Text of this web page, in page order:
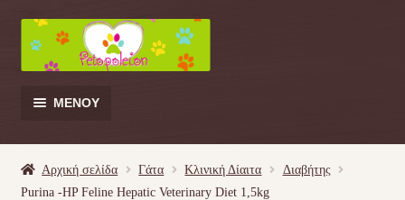
Απευθείας
μετάβαση
στην
πλοήγηση
Μετάβαση
σε
περιεχόμενο
ΜΕΝΟΎ
Αρχική σελίδα Γάτα Κλινική Δίαιτα
Διαβήτης
Purina -HP Feline Hepatic Veterinary Diet 1,5kg